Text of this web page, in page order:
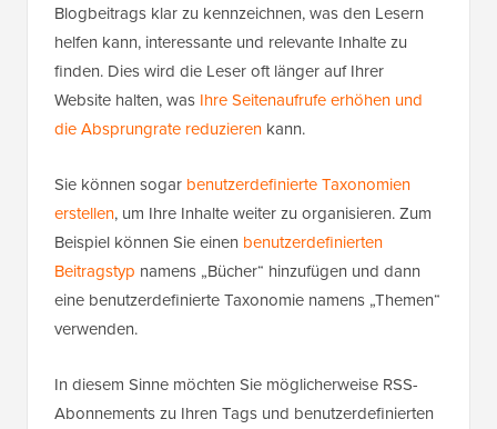
Blogbeitrags klar zu kennzeichnen, was den Lesern
helfen kann, interessante und relevante Inhalte zu
finden. Dies wird die Leser oft länger auf Ihrer
Website halten, was Ihre Seitenaufrufe erhöhen und
die Absprungrate reduzieren kann.
Sie können sogar benutzerdefinierte Taxonomien
erstellen, um Ihre Inhalte weiter zu organisieren. Zum
Beispiel können Sie einen benutzerdefinierten
Beitragstyp namens „Bücher“ hinzufügen und dann
eine benutzerdefinierte Taxonomie namens „Themen“
verwenden.
In diesem Sinne möchten Sie möglicherweise RSS-
Abonnements zu Ihren Tags und benutzerdefinierten